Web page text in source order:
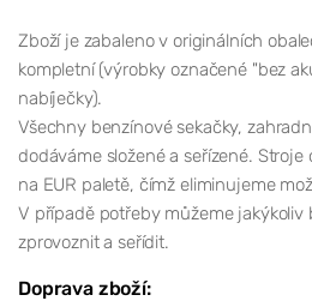
Zboží je zabaleno v originálních
kompletní (výrobky označené "bez
nabíječky).
Všechny benzínové sekačky,
dodáváme složené a seřízené.
na EUR paletě, čímž eliminujeme
V případě potřeby můžeme
zprovoznit a seřídit.
Doprava zboží: